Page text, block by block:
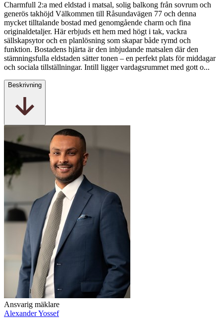
Charmfull 2:a med eldstad i matsal, solig balkong från sovrum och
generös takhöjd Välkommen till Råsundavägen 77 och denna
mycket tilltalande bostad med genomgående charm och fina
originaldetaljer. Här erbjuds ett hem med högt i tak, vackra
sällskapsytor och en planlösning som skapar både rymd och
funktion. Bostadens hjärta är den inbjudande matsalen där den
stämningsfulla eldstaden sätter tonen – en perfekt plats för middagar
och sociala tillställningar. Intill ligger vardagsrummet med gott o...
Beskrivning
Ansvarig mäklare
Alexander Yossef